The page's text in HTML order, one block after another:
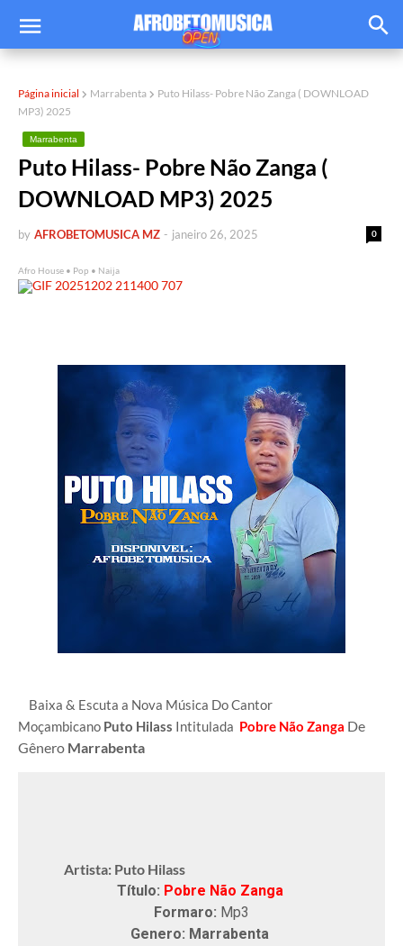
Página inicial Marrabenta
Puto Hilass- Pobre Não Zanga ( DOWNLOAD
MP3) 2025
Marrabenta
Puto Hilass- Pobre Não Zanga (
DOWNLOAD MP3) 2025
by AFROBETOMUSICA MZ 0
- janeiro 26, 2025
Afro House • Pop • Naija
Baixa & Escuta a Nova Música Do Cantor
Moçambicano Puto Hilass Intitulada Pobre Não Zanga De
Gênero Marrabenta
Artista: Puto Hilass
Título: Pobre Não Zanga
Formaro: Mp3
Genero: Marrabenta